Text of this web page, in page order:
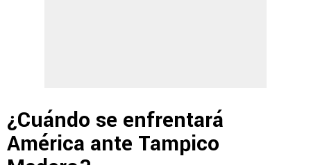
¿Cuándo se enfrentará
América ante Tampico